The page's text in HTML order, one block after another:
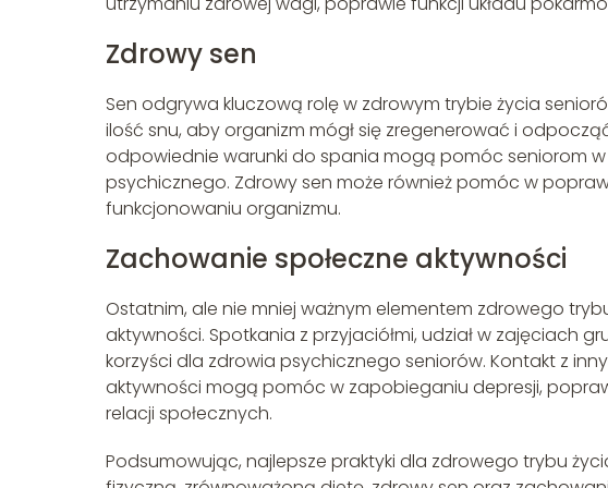
Zdrowy sen
Sen odgrywa kluczową rolę w zdrowym trybie życia
ilość snu, aby organizm mógł się zregenerować i
odpowiednie warunki do spania mogą pomóc seniorom
psychicznego. Zdrowy sen może również pomóc w
funkcjonowaniu organizmu.
Zachowanie społeczne aktywności
Ostatnim, ale nie mniej ważnym elementem zdrowego
aktywności. Spotkania z przyjaciółmi, udział w zajęciach
korzyści dla zdrowia psychicznego seniorów. Kontakt z
aktywności mogą pomóc w zapobieganiu depresji,
relacji społecznych.
Podsumowując, najlepsze praktyki dla zdrowego trybu